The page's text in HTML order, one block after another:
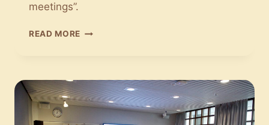
meetings”.
READ MORE MEET
MUSICAL
COMPANY-
DATING